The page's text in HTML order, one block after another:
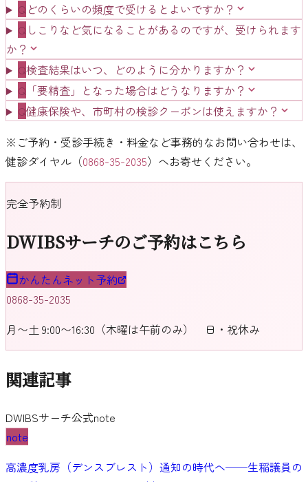
Qどのくらいの頻度で受けるとよいですか？
Qしこりなど気になることがあるのですが、受けられます
か？
Q検査結果はいつ、どのように分かりますか？
Q「要精査」となった場合はどうなりますか？
Q健康保険や、市町村の検診クーポンは使えますか？
※ご予約・受診手続き・料金など事務的なお問い合わせは、
健診ダイヤル（0868-35-2035）へお寄せください。
完全予約制
DWIBSサーチのご予約はこちら
かんたんネット予約
0868-35-2035
月〜土 9:00〜16:30（木曜は午前のみ） 日・祝休み
関連記事
DWIBSサーチ公式note
note
高濃度乳房（デンスブレスト）通知の時代へ──生稲議員の